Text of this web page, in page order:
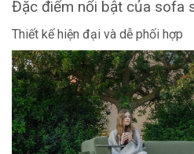
Đặc điểm nổi bật của sofa
Thiết kế hiện đại và dễ phối hợp